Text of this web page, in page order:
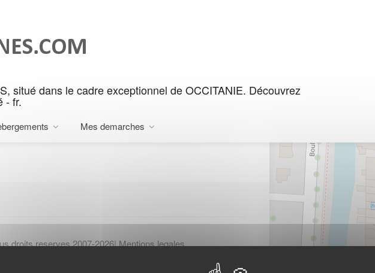
situé dans le cadre exceptionnel de OCCITANIE. Découvrez
- fr.
Mes demarches
sur AX LES THERMES
droits reserves 2007-2026|Mentions legales